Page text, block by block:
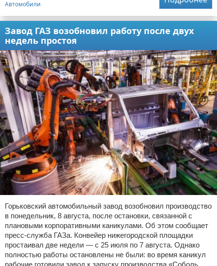
Автомобили
Завод ГАЗ возобновил работу после двух
недель простоя
Горьковский автомобильный завод возобновил производство
в понедельник, 8 августа, после остановки, связанной с
плановыми корпоративными каникулами. Об этом сообщает
пресс-служба ГАЗа. Конвейер нижегородской площадки
простаивал две недели — с 25 июля по 7 августа. Однако
полностью работы остановлены не были: во время каникул
рабочие готовили завод к запуску производства «Соболь